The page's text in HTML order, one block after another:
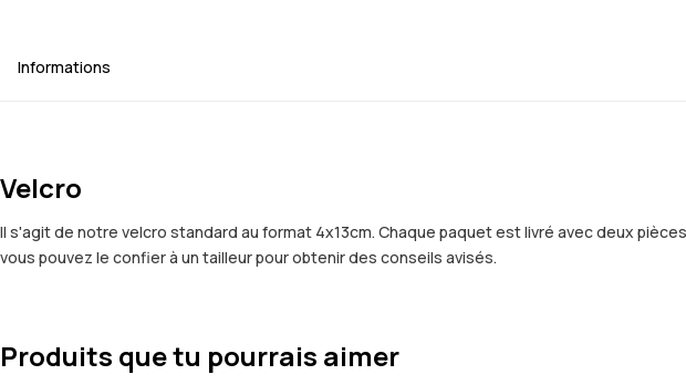
Informations
Velcro
Il s'agit de notre velcro standard au format 4x13cm. Chaque paquet est livré avec deux
vous pouvez le confier à un tailleur pour obtenir des conseils avisés.
Produits que tu pourrais aimer